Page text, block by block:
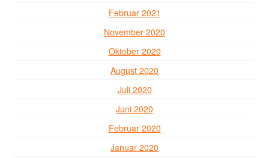
Februar 2021
November 2020
Oktober 2020
August 2020
Juli 2020
Juni 2020
Februar 2020
Januar 2020